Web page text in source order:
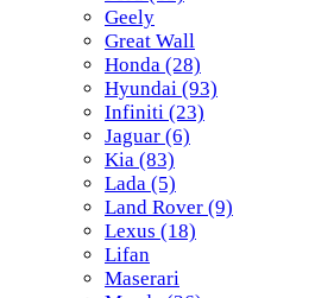
Geely
Great Wall
Honda (28)
Hyundai (93)
Infiniti (23)
Jaguar (6)
Kia (83)
Lada (5)
Land Rover (9)
Lexus (18)
Lifan
Maserari